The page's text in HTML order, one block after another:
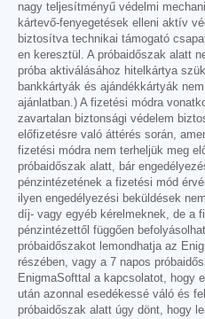
nagy teljesítményű védelmi
kártevő-fenyegetések elleni aktív
biztosítva technikai támogató
en keresztül. A próbaidőszak alatt
próba aktiválásához hitelkártya
bankkártyák és ajándékkártyák
ajánlatban.) A fizetési módra
zavartalan biztonsági védelem
előfizetésre való áttérés során,
fizetési módra nem terheljük meg
próbaidőszak alatt, bár
pénzintézetének a fizetési mód
ilyen engedélyezési beküldések
díj- vagy egyéb kérelmeknek, de a
pénzintézettől függően
próbaidőszakot lemondhatja az
részében, vagy a 7 napos
EnigmaSofttal a kapcsolatot, hogy
után azonnal esedékessé váló és
próbaidőszak alatt úgy dönt, hogy